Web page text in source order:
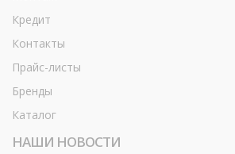
Кредит
Контакты
Прайс-листы
Бренды
Каталог
НАШИ НОВОСТИ